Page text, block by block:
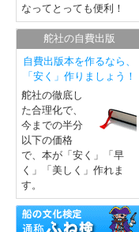
なってとっても便利！
舵社の自費出版
自費出版本を作るなら、
「安く」作りましょう！
舵社の徹底し
た合理化で、
今までの半分
以下の価格
で、本が「安く」「早
く」「美しく」作れま
す。